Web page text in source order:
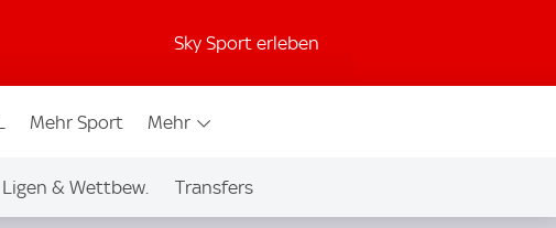
Sky Sport erleben
Mehr Sport Mehr
Ligen & Wettbew. Transfers